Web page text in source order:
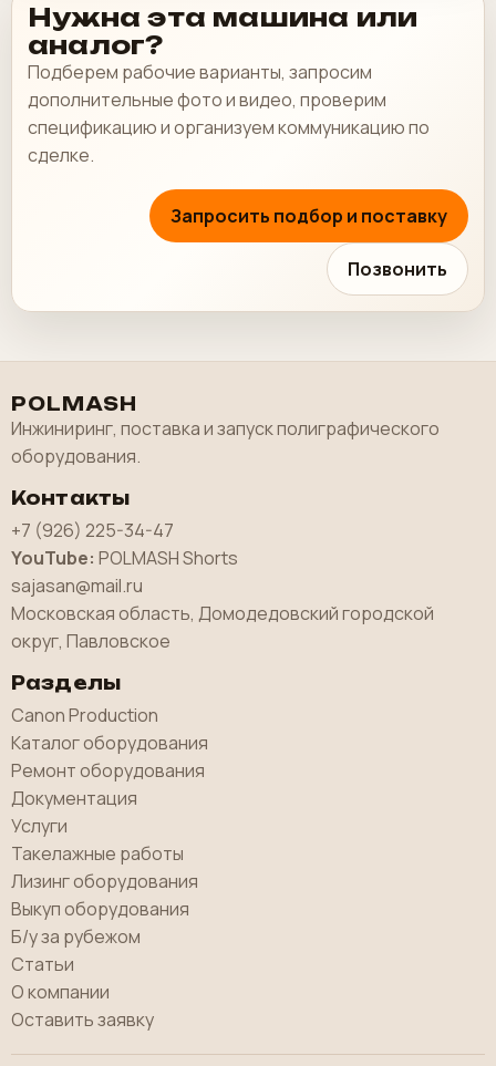
Нужна эта машина или
аналог?
Подберем рабочие варианты, запросим
дополнительные фото и видео, проверим
спецификацию и организуем коммуникацию по
сделке.
Запросить подбор и поставку
Позвонить
POLMASH
Инжиниринг, поставка и запуск полиграфического
оборудования.
Контакты
+7 (926) 225-34-47
YouTube: POLMASH Shorts
sajasan@mail.ru
Московская область, Домодедовский городской
округ, Павловское
Разделы
Canon Production
Каталог оборудования
Ремонт оборудования
Документация
Услуги
Такелажные работы
Лизинг оборудования
Выкуп оборудования
Б/у за рубежом
Статьи
О компании
Оставить заявку